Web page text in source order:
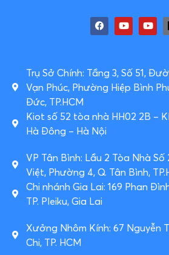
Trụ Sở Chính: Tầng 3, Số 51,
Vạn Phúc, Phường Hiệp Bình
Đức, TP.HCM
Kiot số 52 tòa nhà HH02 2B –
Hà Đông – Hà Nội
VP Tân Bình: Lầu 2 Tòa Nhà
Việt, Phường 4, Q. Tân Bình,
Chi nhánh Gia Lai: 169 Phan
TP. Pleiku, Gia Lai
Xưởng Nhôm Kính: 67 Nguyễn
Chi, TP. HCM